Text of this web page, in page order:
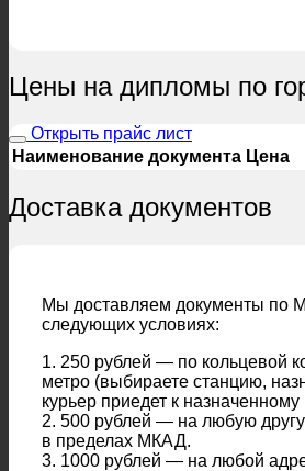
Цены на дипломы по
Открыть прайс лист
Наименование документа Цена
Доставка документов
Мы доставляем документы по
следующих условиях:
1. 250 рублей — по кольцевой
метро (выбираете станцию,
курьер приедет к
2. 500 рублей — на любую
в пределах МКАД.
3. 1000 рублей — на любой